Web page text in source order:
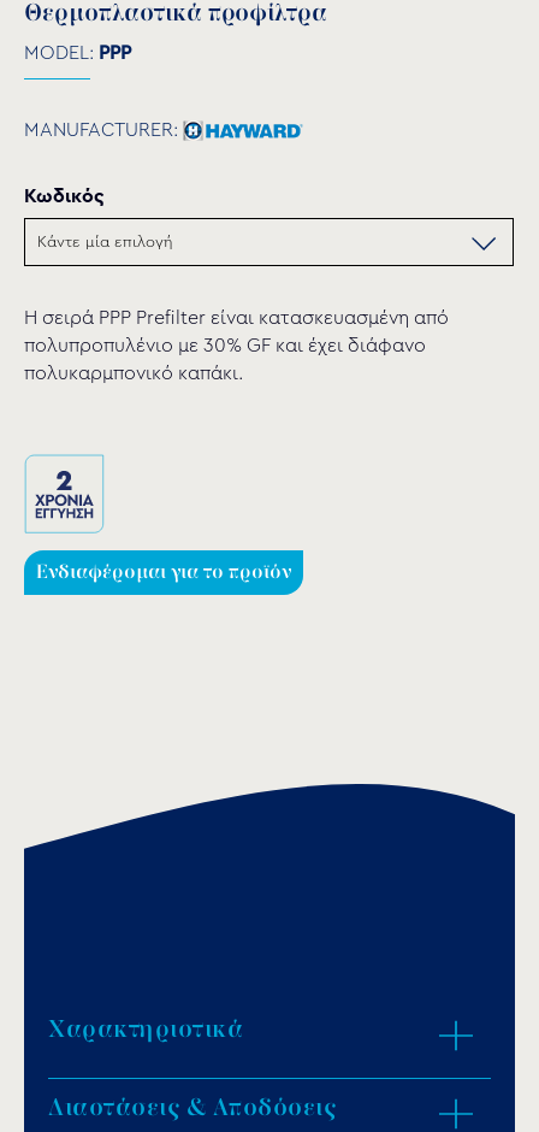
Θερμοπλαστικά προφίλτρα
MODEL: PPP
MANUFACTURER:
Κωδικός
Η σειρά PPP Prefilter είναι κατασκευασμένη από
πολυπροπυλένιο με 30% GF και έχει διάφανο
πολυκαρμπονικό καπάκι.
Ενδιαφέρομαι για το προϊόν
Χαρακτηριστικά
Πίεση δοκιμής: 2 bar.
Διαστάσεις & Αποδόσεις